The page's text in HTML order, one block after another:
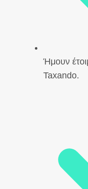
Ήμουν
Taxando.